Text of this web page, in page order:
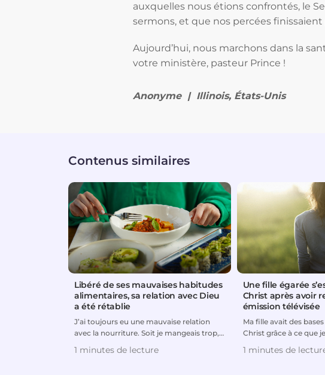
auxquelles nous étions confrontés, le
sermons, et que nos percées finissaient
Aujourd’hui, nous marchons dans la
votre ministère, pasteur Prince !
Anonyme | Illinois, États-Unis
Contenus similaires
Libéré de ses mauvaises habitudes
alimentaires, sa relation avec Dieu
a été rétablie
J’ai toujours eu une mauvaise relation
avec la nourriture. Soit je mangeais trop,
1 minutes de lecture
Une fille égarée
Christ après avoir
émission télévisée
Ma fille avait des
Christ grâce à ce que
1 minutes de